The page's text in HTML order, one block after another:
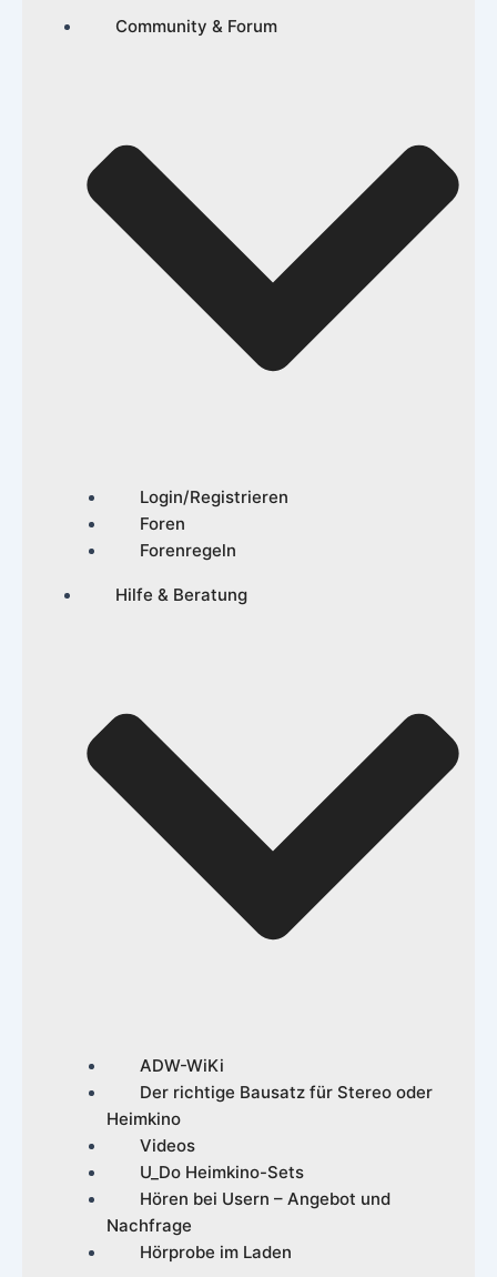
Community & Forum
Login/Registrieren
Foren
Forenregeln
Hilfe & Beratung
ADW-WiKi
Der richtige Bausatz für Stereo oder
Heimkino
Videos
U_Do Heimkino-Sets
Hören bei Usern – Angebot und
Nachfrage
Hörprobe im Laden